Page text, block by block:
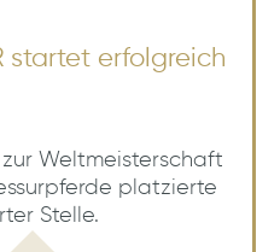
startet erfolgreich
Weltmeisterschaft
platzierte
Stelle.